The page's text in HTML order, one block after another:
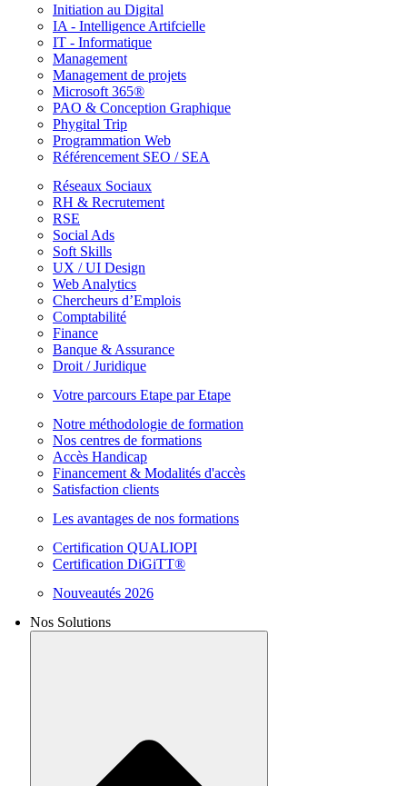
Initiation au Digital
IA - Intelligence Artifcielle
IT - Informatique
Management
Management de projets
Microsoft 365®
PAO & Conception Graphique
Phygital Trip
Programmation Web
Référencement SEO / SEA
Réseaux Sociaux
RH & Recrutement
RSE
Social Ads
Soft Skills
UX / UI Design
Web Analytics
Chercheurs d’Emplois
Comptabilité
Finance
Banque & Assurance
Droit / Juridique
Votre parcours Etape par Etape
Notre méthodologie de formation
Nos centres de formations
Accès Handicap
Financement & Modalités d'accès
Satisfaction clients
Les avantages de nos formations
Certification QUALIOPI
Certification DiGiTT®
Nouveautés 2026
Nos Solutions